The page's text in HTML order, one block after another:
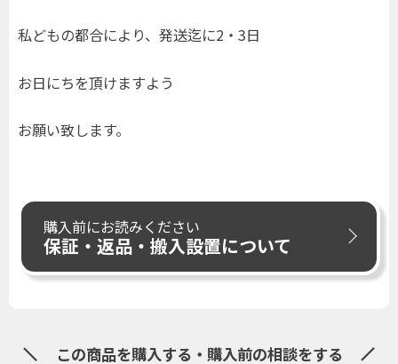
私どもの都合により、発送迄に2・3日
お日にちを頂けますよう
お願い致します。
購入前にお読みください
保証・返品・搬入設置について
この商品を購入する・購入前の相談をする